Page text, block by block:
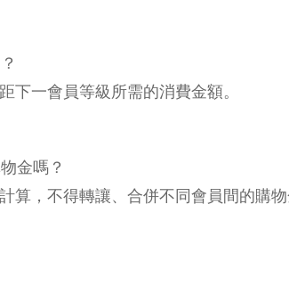
下一會員等級所需的消費金額。
金嗎？
，不得轉讓、合併不同會員間的購